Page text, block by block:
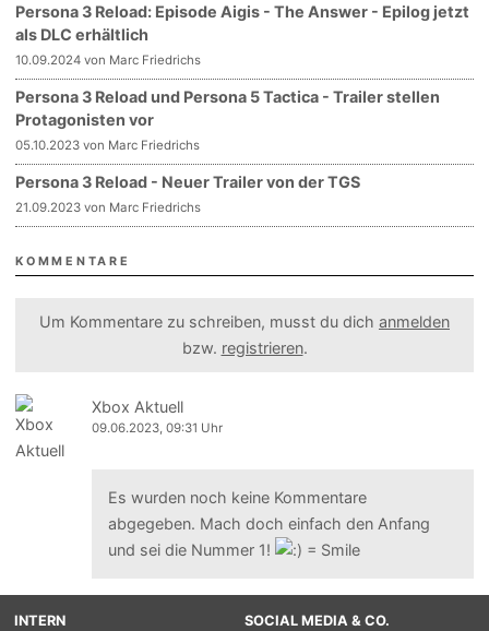
Persona 3 Reload: Episode Aigis - The Answer - Epilog jetzt
als DLC erhältlich
10.09.2024 von Marc Friedrichs
Persona 3 Reload und Persona 5 Tactica - Trailer stellen
Protagonisten vor
05.10.2023 von Marc Friedrichs
Persona 3 Reload - Neuer Trailer von der TGS
21.09.2023 von Marc Friedrichs
KOMMENTARE
Um Kommentare zu schreiben, musst du dich anmelden
bzw. registrieren.
Xbox Aktuell
09.06.2023, 09:31 Uhr
Es wurden noch keine Kommentare
abgegeben. Mach doch einfach den Anfang
und sei die Nummer 1!
INTERN
SOCIAL MEDIA & CO.